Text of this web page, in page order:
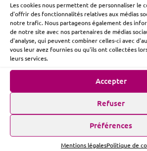
Les cookies nous permettent de personnaliser le
d'offrir des fonctionnalités relatives aux médias
notre trafic. Nous partageons également des
de notre site avec nos partenaires de médias
d'analyse, qui peuvent combiner celles-ci avec
vous leur avez fournies ou qu'ils ont collectées
leurs services.
Accepter
Refuser
Préférences
Mentions légalesPolitique de
Projets connexes
Toc, jeu de société